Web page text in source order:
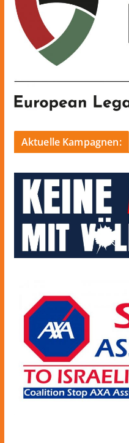
Aktuelle Kampagnen: